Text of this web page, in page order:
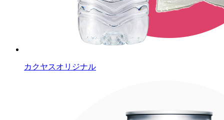
カクヤスオリジナル